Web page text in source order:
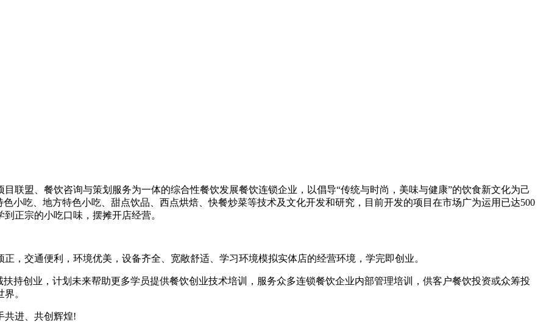
联盟、餐饮咨询与策划服务为一体的综合性餐饮发展餐饮连锁企业，以倡导“传统与时尚，美味与健康”的饮食新文化为己
小吃、地方特色小吃、甜点饮品、西点烘焙、快餐炒菜等技术及文化开发和研究，目前开发的项目在市场广为运用已达500
正宗的小吃口味，摆摊开店经营。
，交通便利，环境优美，设备齐全、宽敞舒适、学习环境模拟实体店的经营环境，学完即创业。
持创业，计划未来帮助更多学员提供餐饮创业技术培训，服务众多连锁餐饮企业内部管理培训，供客户餐饮投资或众筹投
。
共进、共创辉煌!